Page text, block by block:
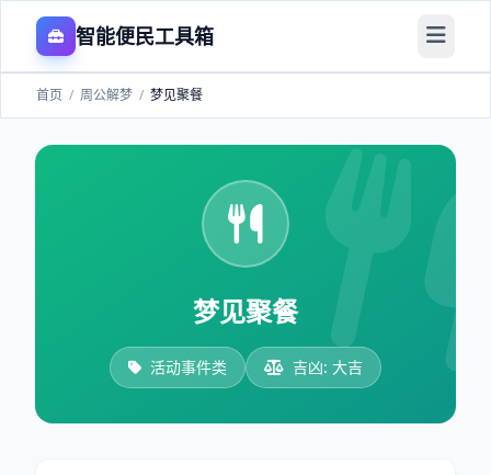
智能便民工具箱
首页 / 周公解梦 / 梦见聚餐
梦见聚餐
活动事件类 吉凶: 大吉